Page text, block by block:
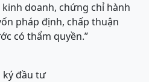
doanh, chứng chỉ hành
pháp định, chấp thuận
có thẩm quyền.”
ký đầu tư